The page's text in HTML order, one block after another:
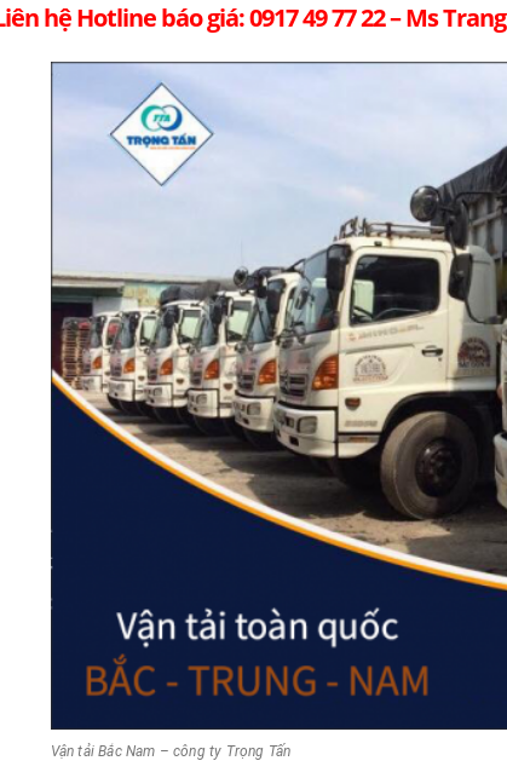
hệ Hotline báo giá: 0917 49 77 22 – Ms Trang
Vận tải Bắc Nam – công ty Trọng Tấn